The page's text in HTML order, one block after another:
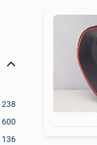
238
600
136